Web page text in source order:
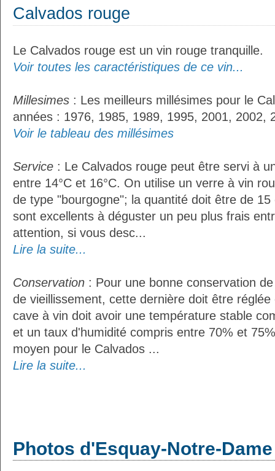
Calvados rouge
Le Calvados rouge est un vin rouge tranquille.
Voir toutes les caractéristiques de ce vin...
Millesimes : Les meilleurs millésimes pour le
années : 1976, 1985, 1989, 1995, 2001, 2002,
Voir le tableau des millésimes
Service : Le Calvados rouge peut être servi à
entre 14°C et 16°C. On utilise un verre à vin
de type "bourgogne"; la quantité doit être de
sont excellents à déguster un peu plus frais
attention, si vous desc...
Lire la suite...
Conservation : Pour une bonne conservation
de vieillissement, cette dernière doit être réglée
cave à vin doit avoir une température stable
et un taux d'humidité compris entre 70% et
moyen pour le Calvados ...
Lire la suite...
Photos d'Esquay-Notre-Dame